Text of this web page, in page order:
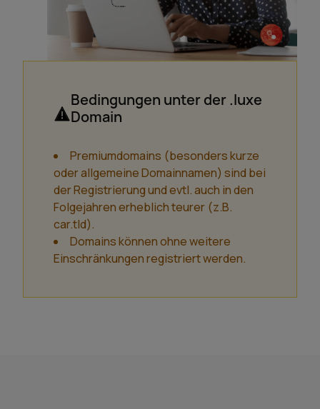
Bedingungen unter der .luxe
Domain
Premiumdomains (besonders kurze
oder allgemeine Domainnamen) sind bei
der Registrierung und evtl. auch in den
Folgejahren erheblich teurer (z.B.
car.tld).
Domains können ohne weitere
Einschränkungen registriert werden.